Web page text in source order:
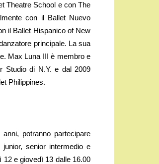
Theatre School e con The
con il Ballet Nuevo
il Ballet Hispanico of New
principale. La sua
Max Luna III è membro e
Studio di N.Y. e dal 2009
Philippines.
potranno partecipare
senior intermedio e
12 e giovedì 13 dalle 16.00